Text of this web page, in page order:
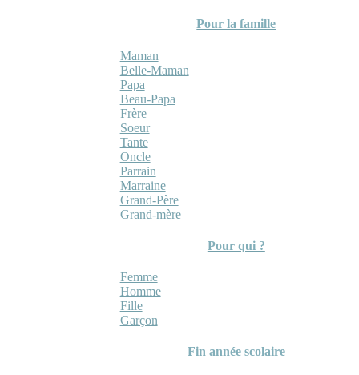
Pour la famille
Maman
Belle-Maman
Papa
Beau-Papa
Frère
Soeur
Tante
Oncle
Parrain
Marraine
Grand-Père
Grand-mère
Pour qui ?
Femme
Homme
Fille
Garçon
Fin année scolaire